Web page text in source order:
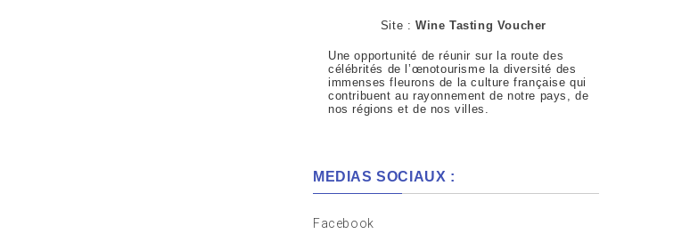
Site :Wine Tasting Voucher
Une opportunité de réunir sur la route des
célébrités de l’œnotourisme la diversité des
immenses fleurons de la culture française qui
contribuent au rayonnement de notre pays, de
nos régions et de nos villes.
MEDIAS SOCIAUX :
Facebook